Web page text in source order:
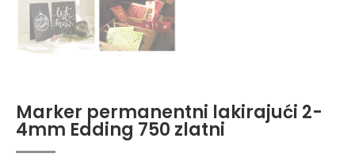
Marker permanentni lakirajući 2-
4mm Edding 750 zlatni